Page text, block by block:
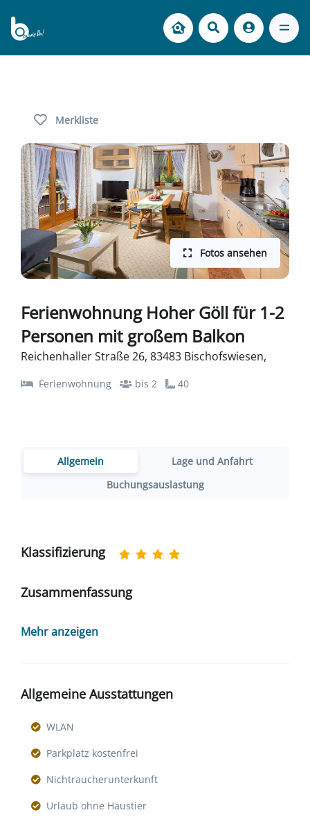
Merkliste
Fotos ansehen
Ferienwohnung Hoher Göll für 1-2
Personen mit großem Balkon
Reichenhaller Straße 26, 83483 Bischofswiesen,
Ferienwohnung bis 2 40
Allgemein
Lage und Anfahrt
Buchungsauslastung
Klassifizierung
Zusammenfassung
Mehr anzeigen
Allgemeine Ausstattungen
WLAN
Parkplatz kostenfrei
Nichtraucherunterkunft
Urlaub ohne Haustier